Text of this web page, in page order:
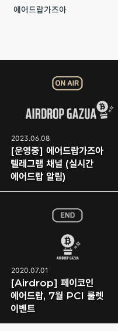
에어드랍가즈아
2023.06.08
[운영중] 에어드랍가즈아
텔레그램 채널 (실시간
에어드랍 알림)
2020.07.01
[Airdrop] 페이코인
에어드랍, 7월 PCI 룰렛
이벤트